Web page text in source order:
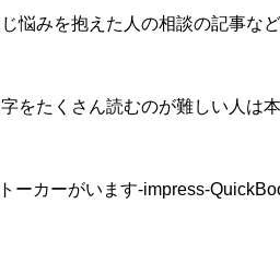
悩みを抱えた人の相談の記事な
をたくさん読むのが難しい人は
ーカーがいます-impress-